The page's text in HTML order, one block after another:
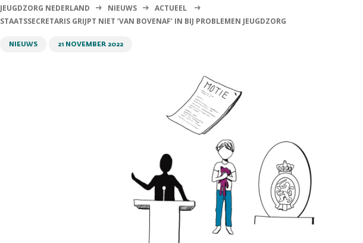
JEUGDZORG NEDERLAND NIEUWS
ACTUEEL
STAATSSECRETARIS GRIJPT NIET ‘VAN BOVENAF’ IN BIJ PROBLEMEN JEUGDZORG
NIEUWS 21 NOVEMBER 2022